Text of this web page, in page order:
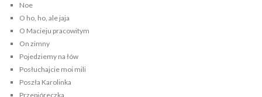
Noe
O ho, ho, ale jaja
O Macieju pracowitym
On zimny
Pojedziemy na łów
Posłuchajcie moi mili
Poszła Karolinka
Przepióreczka